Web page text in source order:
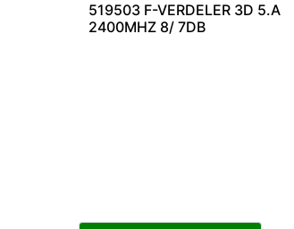
519503 F-VERDELER 3D 5.A
2400MHZ 8/ 7DB